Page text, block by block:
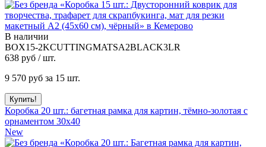
В наличии
BOX15-2KCUTTINGMATSA2BLACK3LR
638 руб / шт.
9 570 руб за 15 шт.
Коробка 20 шт.: багетная рамка для картин, тёмно-золотая с
орнаментом 30x40
New